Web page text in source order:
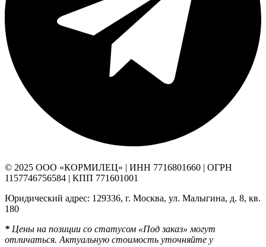
© 2025 ООО «КОРМИЛЕЦ» | ИНН 7716801660 | ОГРН
1157746756584 | КПП 771601001
Юридический адрес: 129336, г. Москва, ул. Малыгина, д. 8, кв.
180
* Цены на позиции со статусом «Под заказ» могут
отличаться. Актуальную стоимость уточняйте у